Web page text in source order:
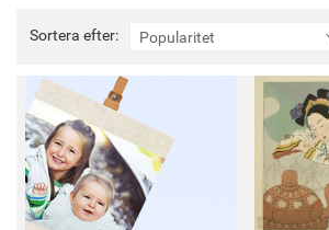
Sortera efter: Popularitet
Sortera
efter: